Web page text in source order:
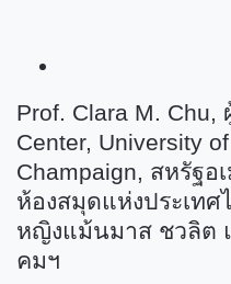
Prof. Clara M. Chu,
Center, University
Champaign, สหรัฐอ
ห้องสมุดแห่งประเทศ
หญิงแม้นมาส ชวลิต
คมฯ